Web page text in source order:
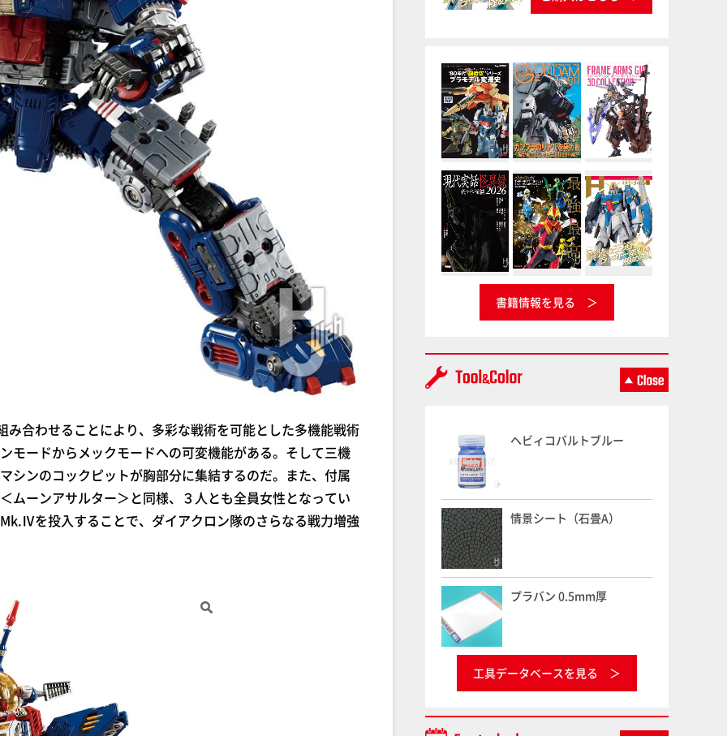
合わせることにより、多彩な戦術を可能とした多機能戦術
モードからメックモードへの可変機能がある。そして三機
シンのコックピットが胸部分に集結するのだ。また、付属
ムーンアサルター＞と同様、３人とも全員女性となってい
を投入することで、ダイアクロン隊のさらなる戦力増強
書籍情報を見る
ヘビィコバルトブルー
情景シート（石畳A）
プラバン 0.5mm厚
工具データベースを見る